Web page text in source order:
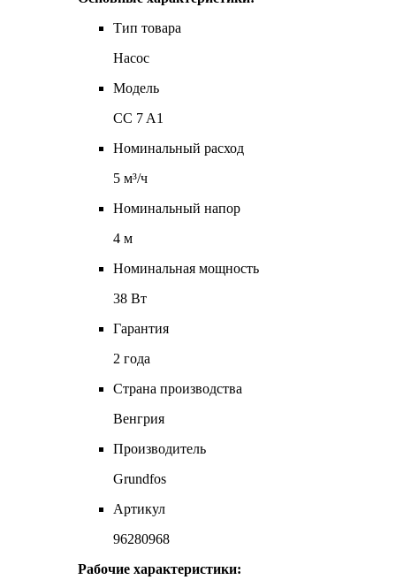
Тип товара
Насос
Модель
CC 7 A1
Номинальный расход
5 м³/ч
Номинальный напор
4 м
Номинальная мощность
38 Вт
Гарантия
2 года
Страна производства
Венгрия
Производитель
Grundfos
Артикул
96280968
Рабочие характеристики: